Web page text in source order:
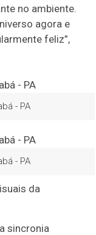
no ambiente.
agora e
feliz”,
- PA
- PA
da
sincronia